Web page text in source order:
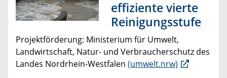
effiziente vierte
Reinigungsstufe
Projektförderung: Ministerium für Umwelt,
Landwirtschaft, Natur- und Verbraucherschutz des
Landes Nordrhein-Westfalen (umwelt.nrw)